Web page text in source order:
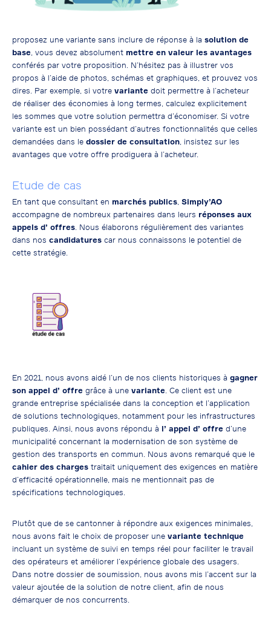
proposez une variante sans inclure de réponse à la solution de
base, vous devez absolument mettre en valeur les avantages
conférés par votre proposition. N’hésitez pas à illustrer vos
propos à l’aide de photos, schémas et graphiques, et prouvez vos
dires. Par exemple, si votre variante doit permettre à l’acheteur
de réaliser des économies à long termes, calculez explicitement
les sommes que votre solution permettra d’économiser. Si votre
variante est un bien possédant d’autres fonctionnalités que celles
demandées dans le dossier de consultation, insistez sur les
avantages que votre offre prodiguera à l’acheteur.
Etude de cas
En tant que consultant en marchés publics, Simply’AO
accompagne de nombreux partenaires dans leurs réponses aux
appels d’ offres. Nous élaborons régulièrement des variantes
dans nos candidatures car nous connaissons le potentiel de
cette stratégie.
En 2021, nous avons aidé l’un de nos clients historiques à gagner
son appel d’ offre grâce à une variante. Ce client est une
grande entreprise spécialisée dans la conception et l’application
de solutions technologiques, notamment pour les infrastructures
publiques. Ainsi, nous avons répondu à l’ appel d’ offre d’une
municipalité concernant la modernisation de son système de
gestion des transports en commun. Nous avons remarqué que le
cahier des charges traitait uniquement des exigences en matière
d’efficacité opérationnelle, mais ne mentionnait pas de
spécifications technologiques.
Plutôt que de se cantonner à répondre aux exigences minimales,
nous avons fait le choix de proposer une variante technique
incluant un système de suivi en temps réel pour faciliter le travail
des opérateurs et améliorer l’expérience globale des usagers.
Dans notre dossier de soumission, nous avons mis l’accent sur la
valeur ajoutée de la solution de notre client, afin de nous
démarquer de nos concurrents.